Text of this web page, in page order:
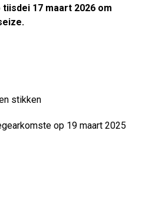
tiisdei 17 maart 2026 om
stikken
op 19 maart 2025